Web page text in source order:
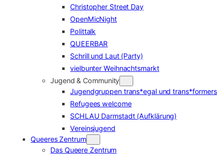
Christopher Street Day
OpenMicNight
Polittalk
QUEERBAR
Schrill und Laut (Party)
vielbunter Weihnachtsmarkt
Jugend & Community
Jugendgruppen trans*egal und trans*formers
Refugees welcome
SCHLAU Darmstadt (Aufklärung)
Vereinsjugend
Queeres Zentrum
Das Queere Zentrum